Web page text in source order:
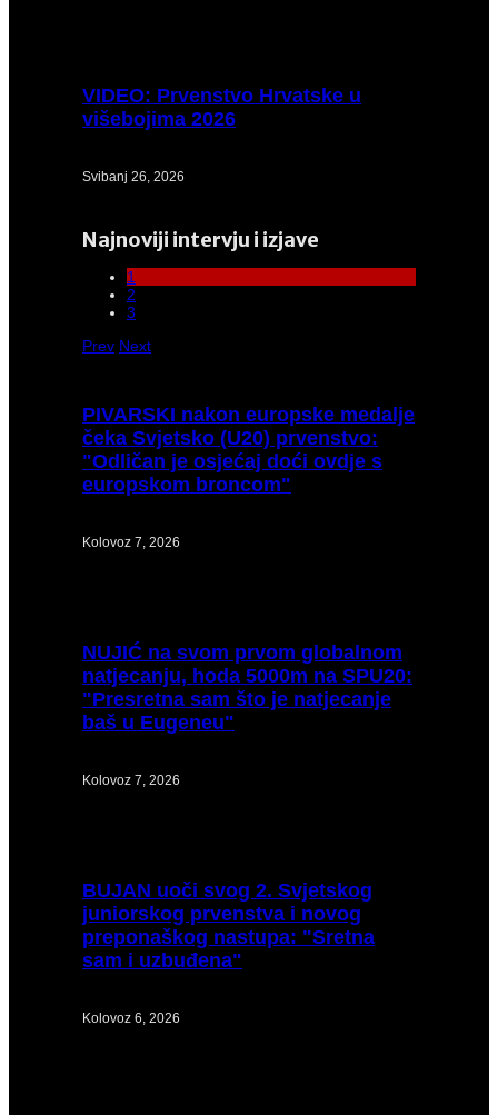
VIDEO: Prvenstvo Hrvatske u
višebojima 2026
Svibanj 26, 2026
Najnoviji intervju i izjave
1
2
3
Prev Next
PIVARSKI nakon europske medalje
čeka Svjetsko (U20) prvenstvo:
"Odličan je osjećaj doći ovdje s
europskom broncom"
Kolovoz 7, 2026
NUJIĆ na svom prvom globalnom
natjecanju, hoda 5000m na SPU20:
"Presretna sam što je natjecanje
baš u Eugeneu"
Kolovoz 7, 2026
BUJAN uoči svog 2. Svjetskog
juniorskog prvenstva i novog
preponaškog nastupa: "Sretna
sam i uzbuđena"
Kolovoz 6, 2026